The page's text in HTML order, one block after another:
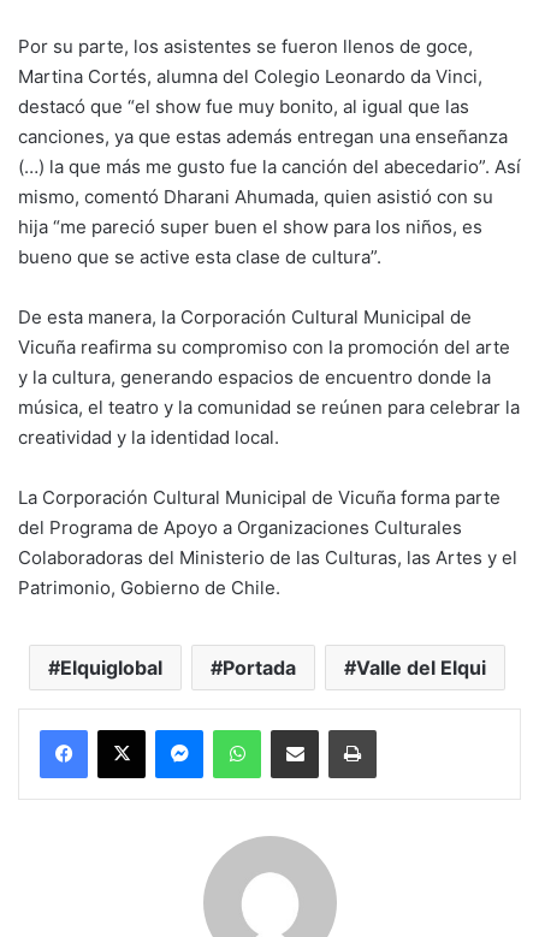
Por su parte, los asistentes se fueron llenos de goce,
Martina Cortés, alumna del Colegio Leonardo da Vinci,
destacó que “el show fue muy bonito, al igual que las
canciones, ya que estas además entregan una enseñanza
(…) la que más me gusto fue la canción del abecedario”. Así
mismo, comentó Dharani Ahumada, quien asistió con su
hija “me pareció super buen el show para los niños, es
bueno que se active esta clase de cultura”.
De esta manera, la Corporación Cultural Municipal de
Vicuña reafirma su compromiso con la promoción del arte
y la cultura, generando espacios de encuentro donde la
música, el teatro y la comunidad se reúnen para celebrar la
creatividad y la identidad local.
La Corporación Cultural Municipal de Vicuña forma parte
del Programa de Apoyo a Organizaciones Culturales
Colaboradoras del Ministerio de las Culturas, las Artes y el
Patrimonio, Gobierno de Chile.
Elquiglobal Portada Valle del Elqui
MessengerWhatsAppCompartir por correo electrónicoImprimir